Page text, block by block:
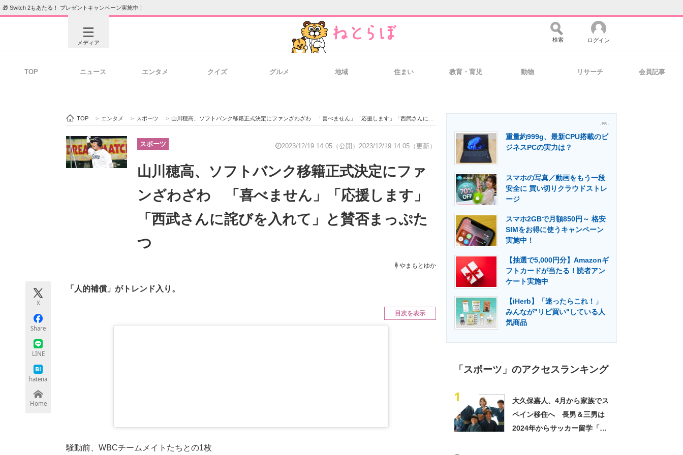
🎁 Switch 2もあたる！ プレゼントキャンペーン実施中！
メディア
ビジネスと働き方のヒント 経営リーダーのコミュニティ マーケ×ITの今がよく分かる
企業向けIT製品の総合サイト IT製品の技術・比較・事例 製造業のIT導入・活用を支援
エネルギーの専門メディア 建設×テクノロジーの最前線
検索 ログイン
TOP ニュース エンタメ クイズ グルメ 地域 住まい 教育・育児 動物 リサーチ 会員記事
TOP > エンタメ > スポーツ > 山川穂高、ソフトバンク移籍正式決定にファンざわざわ 「喜べません」「応援します」「西武さんに詫びを入れて」と賛否まっぷたつ
スポーツ 2023/12/19 14:05（公開） 2023/12/19 14:05（更新）
山川穂高、ソフトバンク移籍正式決定にファ
ンざわざわ 「喜べません」「応援します」
「西武さんに詫びを入れて」と賛否まっぷた
つ
やまもとゆか
X
Share
LINE
hatena
Home
「人的補償」がトレンド入り。
目次を表示
騒動前、WBCチームメイトたちとの1枚
- PR -
重量約999g、最新CPU搭載のビ
ジネスPCの実力は？
スマホの写真／動画をもう一段
安全に 買い切りクラウドストレ
ージ
スマホ2GBで月額850円～ 格安
SIMをお得に使うキャンペーン
実施中！
【抽選で5,000円分】Amazonギ
フトカードが当たる！読者アン
ケート実施中
【iHerb】「迷ったらこれ！」
みんなが"リピ買い"している人
気商品
「スポーツ」のアクセスランキング
1
大久保嘉人、4月から家族でス
ペイン移住へ 長男＆三男は
2024年からサッカー留学「子